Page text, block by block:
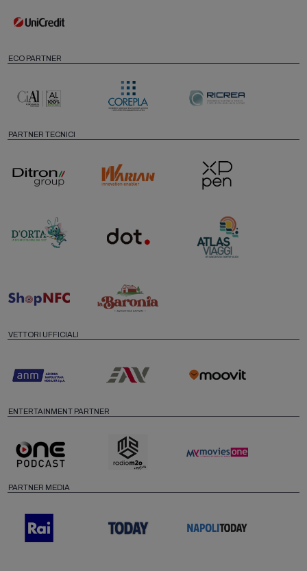
ECO PARTNER
PARTNER TECNICI
VETTORI UFFICIALI
ENTERTAINMENT PARTNER
PARTNER MEDIA